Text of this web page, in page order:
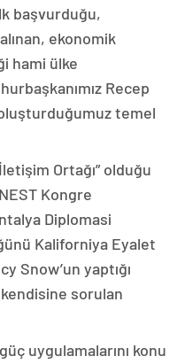
başvurduğu,
ekonomik
hami ülke
Recep
temel
Ortağı” olduğu
Kongre
Diplomasi
Kaliforniya Eyalet
Snow’un yaptığı
sorulan
uygulamalarını konu